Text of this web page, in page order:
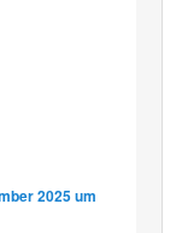
2025 um